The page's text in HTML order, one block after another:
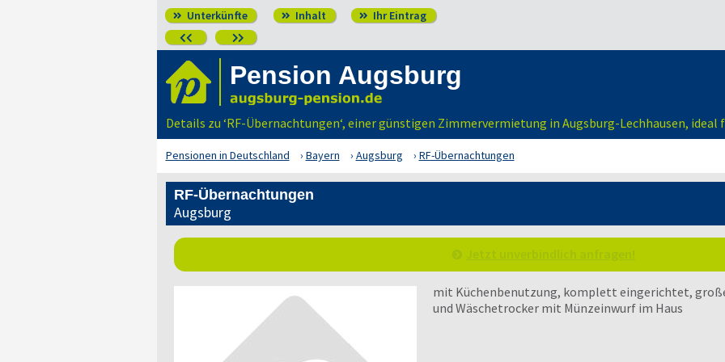
 Unterkünfte  Inhalt  Ihr Eintrag
 
Pension Augsburg
Details zu ‘RF-Übernachtungen‘, einer günstigen Zimmervermietung in Augsburg-Lechhausen, ideal
Pensionen in Deutschland Bayern Augsburg RF-Übernachtungen
RF-Übernachtungen
Augsburg
mit Küchenbenutzung, komplett eingerichtet,
und Wäschetrocker mit Münzeinwurf im Haus